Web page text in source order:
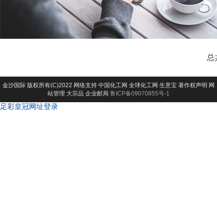
总
金沙国际 版权所有(C)2022 网络支持 中国化工网 全球化工网 生意宝 著作权声明 网
站管理 大宗品 企业邮局 鲁ICP备09070855号-1
足彩皇冠网址登录